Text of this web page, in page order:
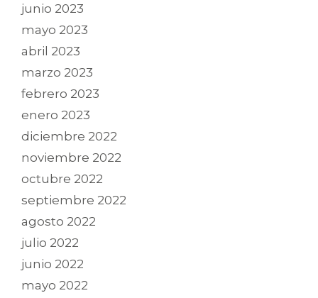
junio 2023
mayo 2023
abril 2023
marzo 2023
febrero 2023
enero 2023
diciembre 2022
noviembre 2022
octubre 2022
septiembre 2022
agosto 2022
julio 2022
junio 2022
mayo 2022